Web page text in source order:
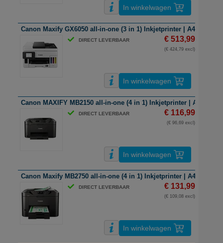
In winkelwagen
Canon Maxify GX6050 all-in-one (3 in 1) Inkjetprinter | A4 | kleur |
DIRECT LEVERBAAR € 513,99
(€ 424,79 excl)
In winkelwagen
Canon MAXIFY MB2150 all-in-one (4 in 1) Inkjetprinter | A4 |
DIRECT LEVERBAAR € 116,99
(€ 96,69 excl)
In winkelwagen
Canon Maxify MB2750 all-in-one (4 in 1) Inkjetprinter | A4 | kleur |
DIRECT LEVERBAAR € 131,99
(€ 109,08 excl)
In winkelwagen